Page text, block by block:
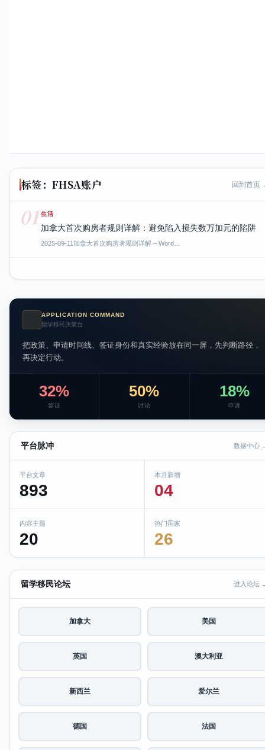
标签：FHSA账户 回到首页
01 生活
加拿大首次购房者规则详解：避免陷入损失数万加元的陷阱
2025-09-11 加拿大首次购房者规则详解 – Word…
APPLICATION COMMAND
留学移民决策台
把政策、申请时间线、签证身份和真实经验放在同一屏，先判断路径，
再决定行动。
32%
签证
50%
讨论
18%
申请
平台脉冲 数据中心
平台文章
893
本月新增
04
内容主题
20
热门国家
26
留学移民论坛 进入论坛
加拿大 美国
英国 澳大利亚
新西兰 爱尔兰
德国 法国